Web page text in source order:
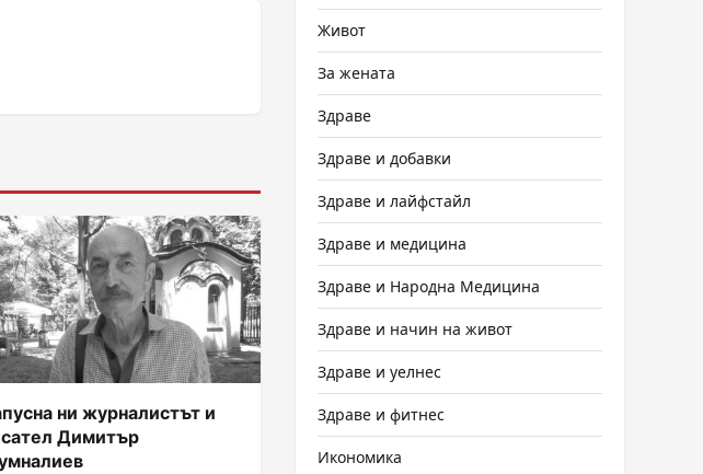
ни журналистът и
Димитър
Живот
За жената
Здраве
Здраве и добавки
Здраве и лайфстайл
Здраве и медицина
Здраве и Народна Медицина
Здраве и начин на живот
Здраве и уелнес
Здраве и фитнес
Икономика